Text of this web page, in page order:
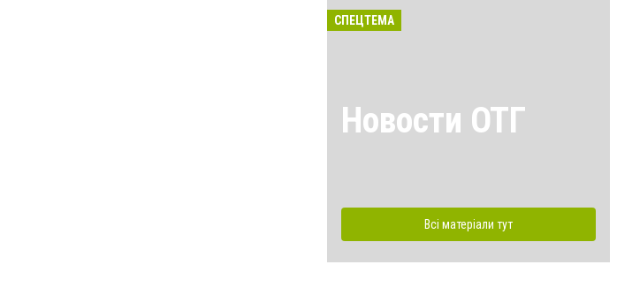
СПЕЦТЕМА
Новости ОТГ
Всі матеріали тут